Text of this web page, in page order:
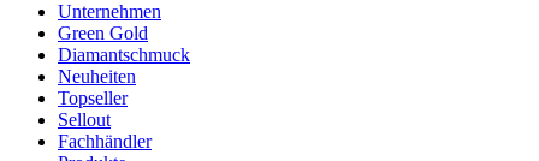
Unternehmen
Green Gold
Diamantschmuck
Neuheiten
Topseller
Sellout
Fachhändler